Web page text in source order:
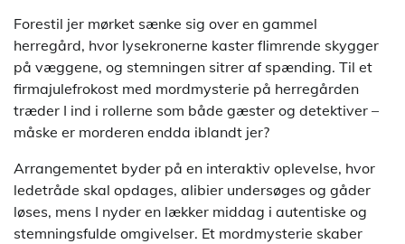
Forestil jer mørket sænke sig over en gammel
herregård, hvor lysekronerne kaster flimrende skygger
på væggene, og stemningen sitrer af spænding. Til et
firmajulefrokost med mordmysterie på herregården
træder I ind i rollerne som både gæster og detektiver –
måske er morderen endda iblandt jer?
Arrangementet byder på en interaktiv oplevelse, hvor
ledetråde skal opdages, alibier undersøges og gåder
løses, mens I nyder en lækker middag i autentiske og
stemningsfulde omgivelser. Et mordmysterie skaber